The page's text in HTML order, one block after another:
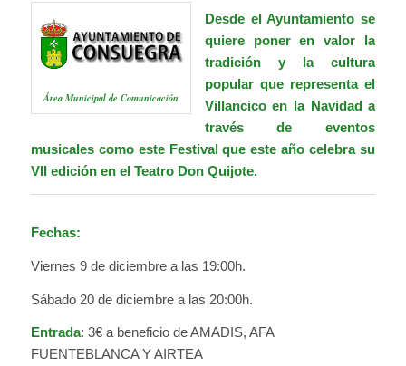
Área Municipal de Comunicación
Desde el Ayuntamiento se
quiere poner en valor la
tradición y la cultura
popular que representa el
Villancico en la Navidad a
través de eventos
musicales como este Festival que este año celebra su
VII edición en el Teatro Don Quijote.
Fechas:
Viernes 9 de diciembre a las 19:00h.
Sábado 20 de diciembre a las 20:00h.
Entrada: 3€ a beneficio de AMADIS, AFA
FUENTEBLANCA Y AIRTEA